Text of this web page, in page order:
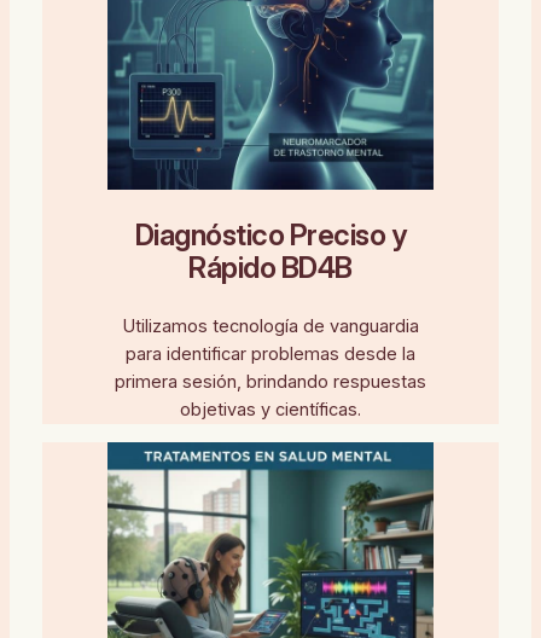
Diagnóstico Preciso y
Rápido BD4B
Utilizamos tecnología de vanguardia
para identificar problemas desde la
primera sesión, brindando respuestas
objetivas y científicas.